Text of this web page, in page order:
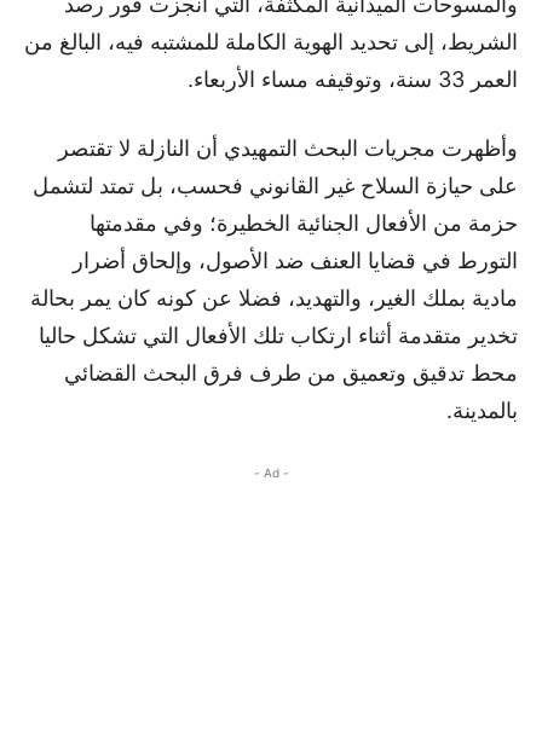
الشريط، إلى تحديد الهوية الكاملة للمشتبه فيه، البالغ من
العمر 33 سنة، وتوقيفه مساء الأربعاء.
وأظهرت مجريات البحث التمهيدي أن النازلة لا تقتصر
على حيازة السلاح غير القانوني فحسب، بل تمتد لتشمل
حزمة من الأفعال الجنائية الخطيرة؛ وفي مقدمتها
التورط في قضايا العنف ضد الأصول، وإلحاق أضرار
مادية بملك الغير، والتهديد، فضلا عن كونه كان يمر بحالة
تخدير متقدمة أثناء ارتكاب تلك الأفعال التي تشكل حاليا
محط تدقيق وتعميق من طرف فرق البحث القضائي
بالمدينة.
- Ad -